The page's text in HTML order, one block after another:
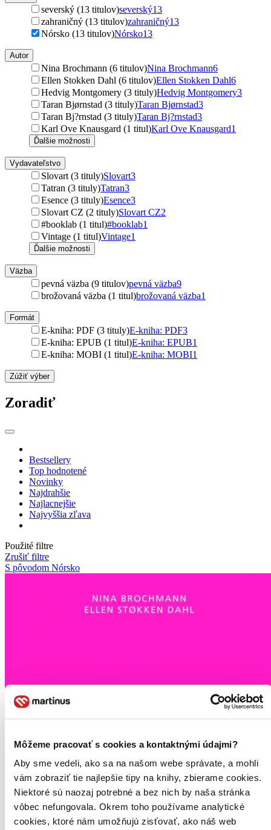
Môžeme pracovať s cookies a kontaktnými údajmi?
Aby sme vedeli, ako sa na našom webe správate, a mohli
vám zobraziť tie najlepšie tipy na knihy, zbierame cookies.
Niektoré sú naozaj potrebné a bez nich by naša stránka
vôbec nefungovala. Okrem toho používame analytické
cookies, ktoré nám umožňujú zisťovať, ako náš web
severský (13 titulov)severský13
zahraničný (13 titulov)zahraničný13
Nórsko (13 titulov)Nórsko13
Autor
Nina Brochmann (6 titulov)Nina Brochmann6
Ellen Stokken Dahl (6 titulov)Ellen Stokken Dahl6
Hedvig Montgomery (3 tituly)Hedvig Montgomery3
Taran Bjørnstad (3 tituly)Taran Bjørnstad3
Taran Bj?rnstad (3 tituly)Taran Bj?rnstad3
Karl Ove Knausgard (1 titul)Karl Ove Knausgard1
Ďalšie možnosti
Vydavateľstvo
Slovart (3 tituly)Slovart3
Tatran (3 tituly)Tatran3
Esence (3 tituly)Esence3
Slovart CZ (2 tituly)Slovart CZ2
#booklab (1 titul)#booklab1
Vintage (1 titul)Vintage1
Ďalšie možnosti
Väzba
pevná väzba (9 titulov)pevná väzba9
brožovaná väzba (1 titul)brožovaná väzba1
Formát
E-kniha: PDF (3 tituly)E-kniha: PDF3
E-kniha: EPUB (1 titul)E-kniha: EPUB1
E-kniha: MOBI (1 titul)E-kniha: MOBI1
Zúžiť výber
Zoradiť
Bestsellery
Top hodnotené
Novinky
Najdrahšie
Najlacnejšie
Najvyššia zľava
Použité filtre
Zrušiť filtre
S pôvodom Nórsko